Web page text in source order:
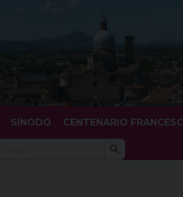
SINODO CENTENARIO
Search
Search Button